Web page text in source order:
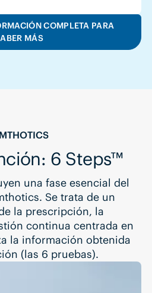
COMPLETA PARA
MÁS
6 Steps™
una fase esencial del
Se trata de un
la prescripción, la
continua centrada en
la información obtenida
(las 6 pruebas).